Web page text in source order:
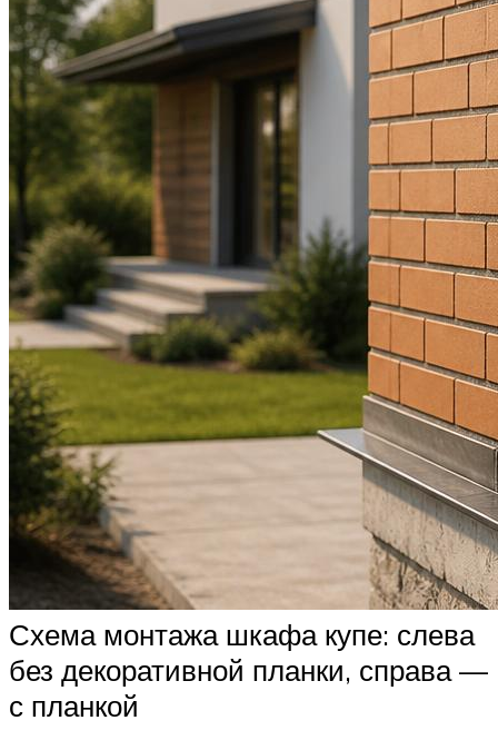
Схема монтажа шкафа купе: слева
без декоративной планки, справа —
с планкой